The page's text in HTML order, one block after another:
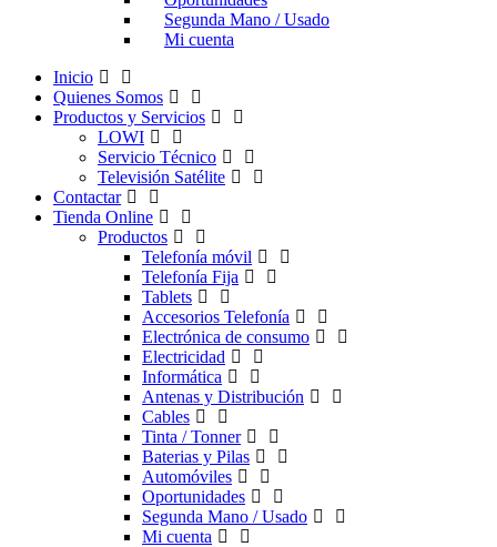
Segunda Mano / Usado
Mi cuenta
Inicio
Quienes Somos
Productos y Servicios
LOWI
Servicio Técnico
Televisión Satélite
Contactar
Tienda Online
Productos
Telefonía móvil
Telefonía Fija
Tablets
Accesorios Telefonía
Electrónica de consumo
Electricidad
Informática
Antenas y Distribución
Cables
Tinta / Tonner
Baterias y Pilas
Automóviles
Oportunidades
Segunda Mano / Usado
Mi cuenta